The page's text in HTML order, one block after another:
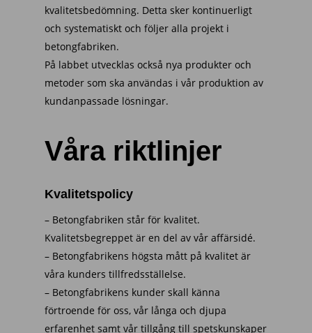
kvalitetsbedömning. Detta sker kontinuerligt
och systematiskt och följer alla projekt i
betongfabriken.
På labbet utvecklas också nya produkter och
metoder som ska användas i vår produktion av
kundanpassade lösningar.
Våra riktlinjer
Kvalitetspolicy
– Betongfabriken står för kvalitet.
Kvalitetsbegreppet är en del av vår affärsidé.
– Betongfabrikens högsta mått på kvalitet är
våra kunders tillfredsställelse.
– Betongfabrikens kunder skall känna
förtroende för oss, vår långa och djupa
erfarenhet samt vår tillgång till spetskunskaper